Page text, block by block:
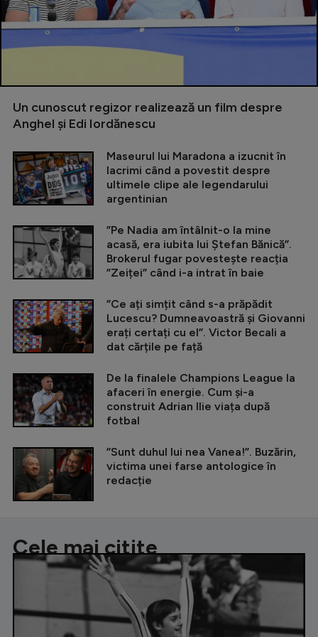
Un cunoscut regizor realizează un film despre
Anghel și Edi Iordănescu
Maseurul lui Maradona a izucnit în
lacrimi când a povestit despre
ultimele clipe ale legendarului
argentinian
”Pe Nadia am întâlnit-o la mine
acasă, era iubita lui Ștefan Bănică”.
Brokerul fugar povestește reacția
”Zeiței” când i-a intrat în baie
”Ce ați simțit când s-a prăpădit
Lucescu? Dumneavoastră și Giovanni
erați certați cu el”. Victor Becali a
dat cărțile pe față
De la finalele Champions League la
afaceri în energie. Cum și-a
construit Adrian Ilie viața după
fotbal
”Sunt duhul lui nea Vanea!”. Buzărin,
victima unei farse antologice în
redacție
Cele mai citite